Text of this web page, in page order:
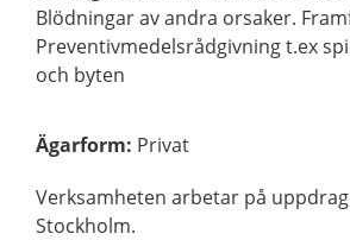
Blödningar av andra orsaker.
Preventivmedelsrådgivning t.ex
och byten
Ägarform: Privat
Verksamheten arbetar på uppdrag
Stockholm.